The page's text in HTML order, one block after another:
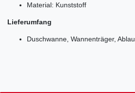
Material: Kunststoff
Lieferumfang
Duschwanne, Wannenträger,